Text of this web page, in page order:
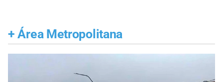
+ Área Metropolitana